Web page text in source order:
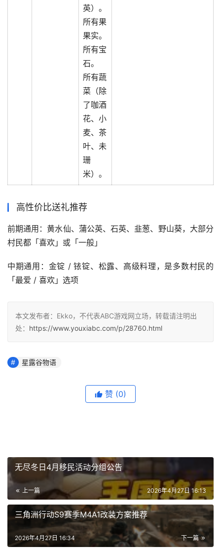
英）。
所有果
果实。
所有宝
石。
所有蔬
菜（除
了咖酒
花、小
麦、茶
叶、未
珊
米）。
高性价比送礼推荐
前期通用：黄水仙、蒲公英、石英、韭葱、野山葵，大部分
村民都「喜欢」或「一般」
中期通用：金锭 / 铱锭、松露、高级料理，是多数村民的
「最爱 / 喜欢」选项
本文发布者：Ekko，不代表ABC游戏网立场，转载请注明出
处： https://www.youxiabc.com/p/28760.html
星露谷物语
赞 (0)
无尽冬日4月移民活动分组公告
上一篇 2026年4月27日 16:13
三角洲行动S9赛季M4A1改装方案推荐
下一篇
2026年4月27日 16:34